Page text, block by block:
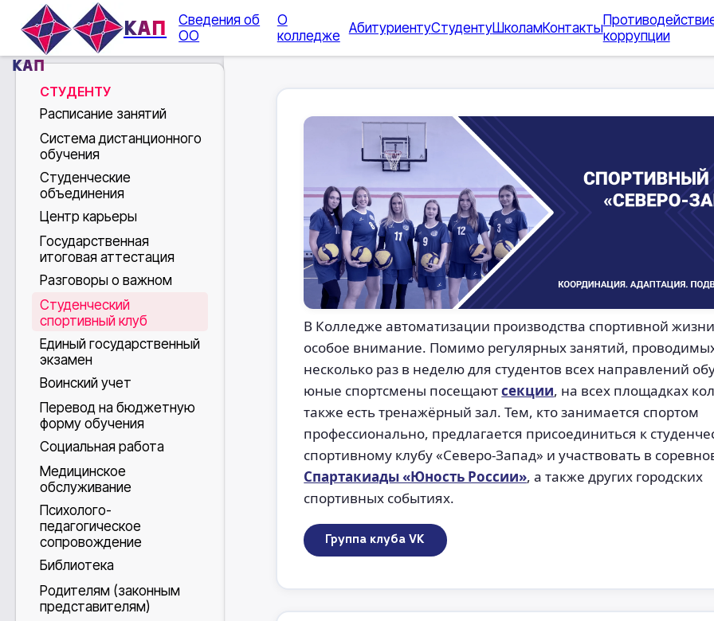
КАП
КАП
Сведения об
ОО
О
колледже АбитуриентуСтудентуШколамКонтактыкоррупции
СТУДЕНТУ
Расписание занятий
Система дистанционного
обучения
Студенческие
объединения
Центр карьеры
Государственная
итоговая аттестация
Разговоры о важном
Студенческий
спортивный клуб
Единый государственный
экзамен
Воинский учет
Перевод на бюджетную
форму обучения
Социальная работа
Медицинское
обслуживание
Психолого-
педагогическое
сопровождение
Библиотека
Родителям (законным
представителям)
В Колледже автоматизации производства спортивной
особое внимание. Помимо регулярных занятий,
несколько раз в неделю для студентов всех направлений
юные спортсмены посещаютсекции, на всех площадках
также есть тренажёрный зал. Тем, кто занимается спортом
профессионально, предлагается присоединиться к
спортивному клубу «Северо-Запад» и участвовать в
Спартакиады «Юность России», а также других городских
спортивных событиях.
Группа клуба VK